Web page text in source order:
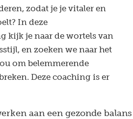
zodat je je vitaler en
In deze
kijk je naar de wortels van
en zoeken we naar het
om belemmerende
Deze coaching is er
aan een gezonde balans